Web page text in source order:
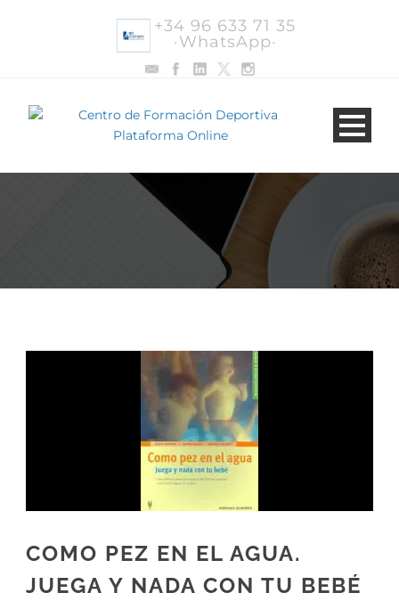
+34 96 633 71 35
·WhatsApp·
COMO PEZ EN EL AGUA.
JUEGA Y NADA CON TU BEBÉ